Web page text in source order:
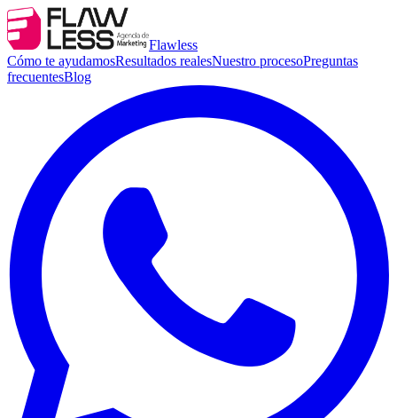
Flawless
Cómo te ayudamosResultados realesNuestro procesoPreguntas
frecuentesBlog